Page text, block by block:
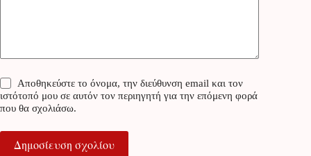
Αποθηκεύστε το όνομα, την διεύθυνση email και τον
ιστότοπό μου σε αυτόν τον περιηγητή για την επόμενη φορά
που θα σχολιάσω.
Δημοσίευση σχολίου